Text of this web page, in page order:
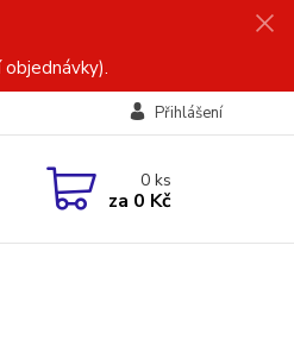
Přihlášení
0ks
za 0 Kč